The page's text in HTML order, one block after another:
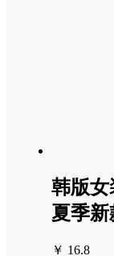
韩版
夏季
￥ 16.8